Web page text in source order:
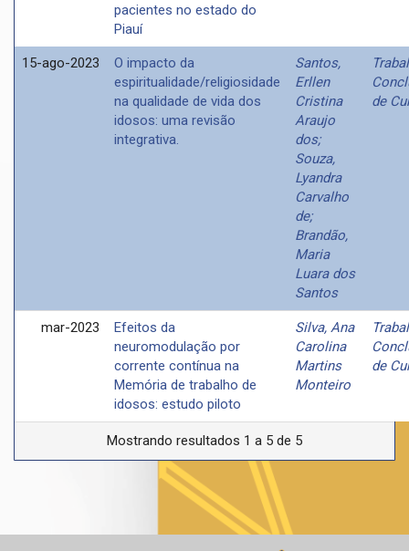
pacientes no estado do
Piauí
15-ago-2023
O impacto da
espiritualidade/religiosidade
na qualidade de vida dos
idosos: uma revisão
integrativa.
Santos,
Erllen
Cristina
Araujo
dos;
Souza,
Lyandra
Carvalho
de;
Brandão,
Maria
Luara dos
Santos
de
mar-2023
Efeitos da
neuromodulação por
corrente contínua na
Memória de trabalho de
idosos: estudo piloto
Silva, Ana
Carolina
Martins
Monteiro
de
Mostrando resultados 1 a 5 de 5